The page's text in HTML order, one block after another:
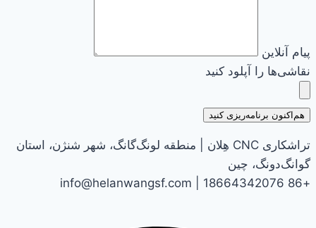
پیام آنلاین
نقاشی‌ها را آپلود کنید
هم‌اکنون برنامه‌ریزی کنید
تراشکاری CNC هِلان | منطقه لونگ‌گانگ، شهر شنژن، استان
گوانگ‌دونگ، چین
+86 18664342076 | info@helanwangsf.com